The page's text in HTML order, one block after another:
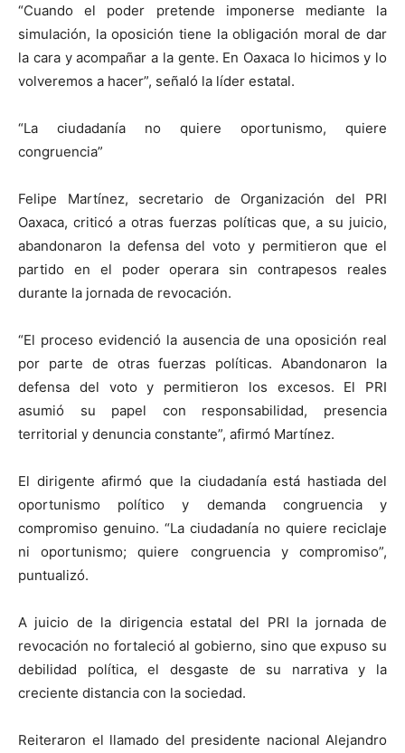
“Cuando el poder pretende imponerse mediante la
simulación, la oposición tiene la obligación moral de dar
la cara y acompañar a la gente. En Oaxaca lo hicimos y lo
volveremos a hacer”, señaló la líder estatal.
“La ciudadanía no quiere oportunismo, quiere
congruencia”
Felipe Martínez, secretario de Organización del PRI
Oaxaca, criticó a otras fuerzas políticas que, a su juicio,
abandonaron la defensa del voto y permitieron que el
partido en el poder operara sin contrapesos reales
durante la jornada de revocación.
“El proceso evidenció la ausencia de una oposición real
por parte de otras fuerzas políticas. Abandonaron la
defensa del voto y permitieron los excesos. El PRI
asumió su papel con responsabilidad, presencia
territorial y denuncia constante”, afirmó Martínez.
El dirigente afirmó que la ciudadanía está hastiada del
oportunismo político y demanda congruencia y
compromiso genuino. “La ciudadanía no quiere reciclaje
ni oportunismo; quiere congruencia y compromiso”,
puntualizó.
A juicio de la dirigencia estatal del PRI la jornada de
revocación no fortaleció al gobierno, sino que expuso su
debilidad política, el desgaste de su narrativa y la
creciente distancia con la sociedad.
Reiteraron el llamado del presidente nacional Alejandro